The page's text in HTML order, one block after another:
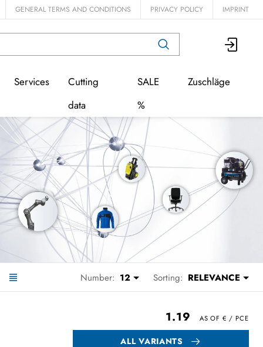
GENERAL TERMS AND CONDITIONS PRIVACY POLICY IMPRINT
Services
Cutting
data
SALE
%
Zuschläge
Number: 12 Sorting: RELEVANCE
1.19
ALL VARIANTS